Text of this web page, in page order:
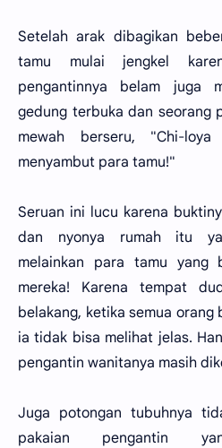
Setelah arak dibagikan
tamu mulai jengkel
pengantinnya belam juga
gedung terbuka dan seorang
mewah berseru, "Chi-
menyambut para tamu!"
Seruan ini lucu karena
dan nyonya rumah itu
melainkan para tamu yang
mereka! Karena tempat
belakang, ketika semua
ia tidak bisa melihat jelas.
pengantin wanitanya masih
Juga potongan tubuhnya
pakaian pengantin